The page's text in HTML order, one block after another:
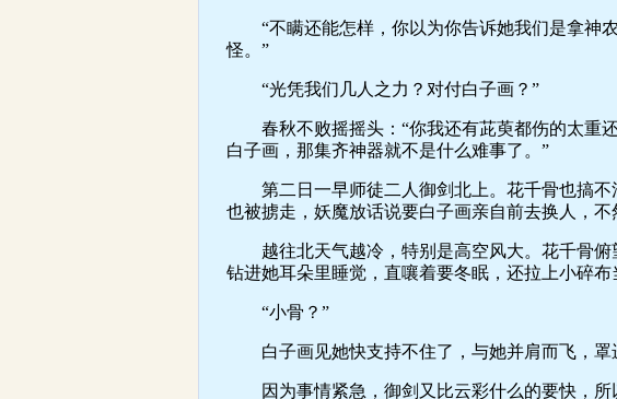
“不瞒还能怎样，你以为你告诉她我们是拿神农
怪。”
“光凭我们几人之力？对付白子画？”
春秋不败摇摇头：“你我还有茈萸都伤的太重还
白子画，那集齐神器就不是什么难事了。”
第二日一早师徒二人御剑北上。花千骨也搞不
也被掳走，妖魔放话说要白子画亲自前去换人，
越往北天气越冷，特别是高空风大。花千骨俯
钻进她耳朵里睡觉，直嚷着要冬眠，还拉上小碎布
“小骨？”
白子画见她快支持不住了，与她并肩而飞，罩
因为事情紧急，御剑又比云彩什么的要快，所